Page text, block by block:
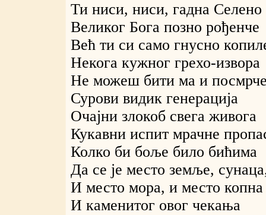
Ти ниси, ниси, гадна Селено
Великог Бога позно рођенче
Већ ти си само гнусно
Некога кужног грехо-извора
Не можеш бити ма и
Сурови видик генерација
Очајни злокоб свега живога
Кукавни испит мрачне
Колко би боље било бићима
Да се је место земље,
И место мора, и место копна
И каменитог овог чекања